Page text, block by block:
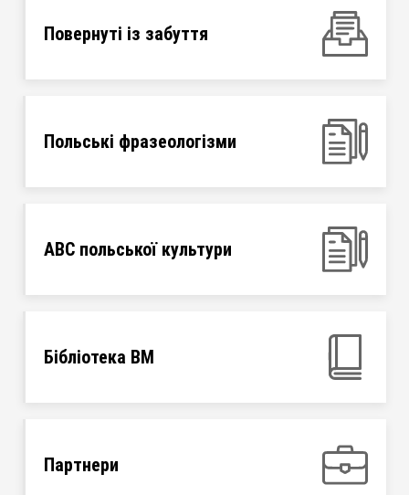
Повернуті із забуття
Польські фразеологізми
ABC польської культури
Бібліотека ВМ
Партнери